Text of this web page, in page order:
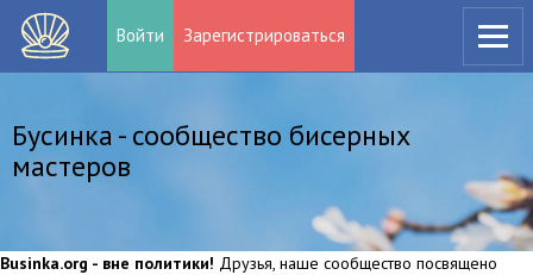
Войти Зарегистрироваться
Бусинка - сообщество бисерных
мастеров
Businka.org - вне политики! Друзья, наше сообщество посвящено